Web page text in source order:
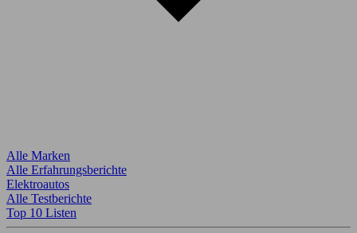
Alle Marken
Alle Erfahrungsberichte
Elektroautos
Alle Testberichte
Top 10 Listen